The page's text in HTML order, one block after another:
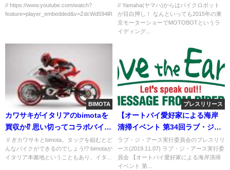
ごい！
// https://www.youtube.com/watch?
feature=player_embedded&v=ZdcWd594lRw...
// Yamaha(ヤマハ)からはバイクロボット
が目白押し！ なんといっても2015年の東
京モーターショーでMOTOBOTというラ
イディング...
BIMOTA
カワサキがイタリアのbimotaを
買収か⁉ 思い切ってコラボバイク
を予想してみた！
// ぎカワサキとbimota。タッグを組むとど
んなバイクができるのでしょう!? bimotaが
イタリア本拠地ということもあり、イタ...
プレスリリース
【オートバイ愛好家による海岸
清掃イベント 第34回ラブ・ジ・
アース ミーティングを熱海にて
開催】
ラブ・ジ・アース実行委員会のプレスリリ
ース(2019.11.07) ラブ・ジ・アース実行委
員会 【オートバイ愛好家による海岸清掃
イベント 第...